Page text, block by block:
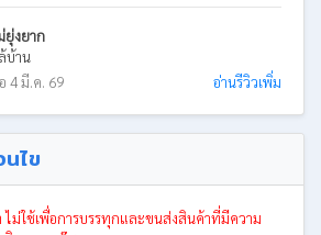
ยุ่งยาก
บ้าน
4 มี.ค. 69
อ่านรีวิวเพิ่ม
ไข
ไม่ใช้เพื่อการบรรทุกและขนส่งสินค้าที่มีความ